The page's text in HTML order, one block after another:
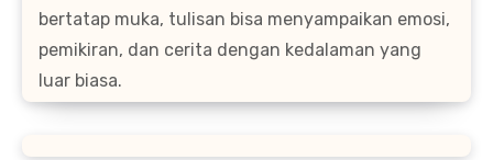
bertatap muka, tulisan bisa menyampaikan emosi,
pemikiran, dan cerita dengan kedalaman yang
luar biasa.